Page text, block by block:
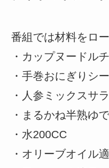
番組では材料をロ
・カップヌードル
・手巻おにぎりシ
・人参ミックスサ
・まるかね半熟ゆ
・水200CC
・オリーブオイル